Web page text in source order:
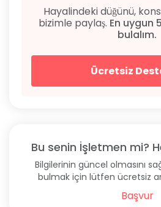
Hayalindeki düğünü,
bizimle paylaş. En uygun
bulalım.
Ücretsiz
Bu senin İşletmen mi?
Bilgilerinin güncel olmasını
bulmak için lütfen ücretsiz
Başvur